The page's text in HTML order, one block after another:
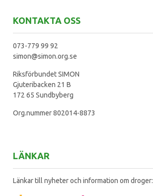
KONTAKTA OSS
073-779 99 92
simon@simon.org.se
Riksförbundet SIMON
Gjuteribacken 21 B
172 65 Sundbyberg
Org.nummer 802014-8873
LÄNKAR
Länkar till nyheter och information om droger: